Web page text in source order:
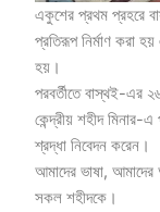
একুশের প্রথম প্রহরে
প্রতিরূপ নির্মাণ করা
হয়।
পরবর্তীতে বাস্থই-এর
কেন্দ্রীয় শহীদ মিনার-
শ্রদ্ধা নিবেদন করেন।
আমাদের ভাষা,
সকল শহীদকে।